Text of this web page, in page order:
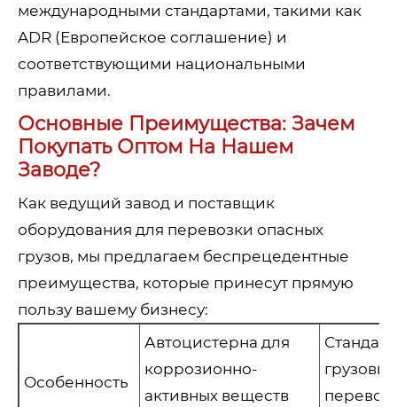
международными стандартами, такими как
ADR (Европейское соглашение) и
соответствующими национальными
правилами.
Основные Преимущества: Зачем
Покупать Оптом На Нашем
Заводе?
Как ведущий завод и поставщик
оборудования для перевозки опасных
грузов, мы предлагаем беспрецедентные
преимущества, которые принесут прямую
пользу вашему бизнесу:
Особенность
Автоцистерна для
коррозионно-
активных веществ